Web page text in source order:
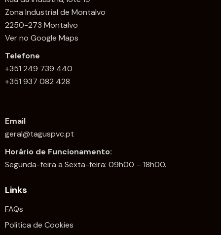
Zona Industrial de Montalvo
2250-273 Montalvo
Ver no Google Maps
Telefone
+351 249 739 440
+351 937 082 428
Email
geral@taguspvc.pt
Horário de Funcionamento:
Segunda-feira a Sexta-feira: 09h00 – 18h00.
Links
FAQs
Política de Cookies